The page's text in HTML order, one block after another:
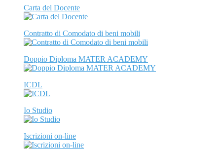
Carta del Docente
Contratto di Comodato di beni mobili
Doppio Diploma MATER ACADEMY
ICDL
Io Studio
Iscrizioni on-line